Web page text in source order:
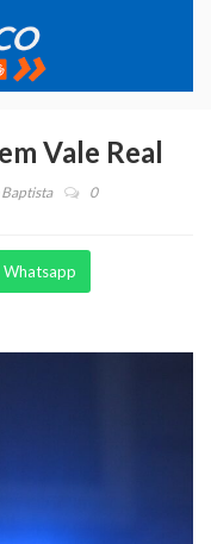
Vale Real
0
Whatsapp